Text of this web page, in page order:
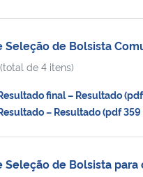
de Bolsista
de 4 itens)
final – Resultado (pdf
– Resultado (pdf 359
de Bolsista para